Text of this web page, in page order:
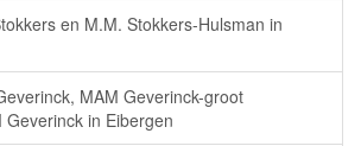
en M.M. Stokkers-Hulsman in
MAM Geverinck-groot
Geverinck in Eibergen